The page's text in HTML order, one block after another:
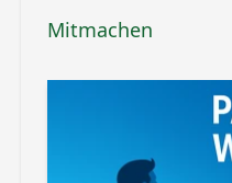
Mitmachen